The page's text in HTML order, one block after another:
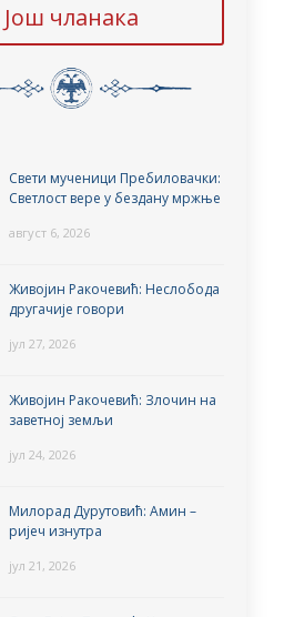
Још чланака
Свети мученици Пребиловачки:
Светлост вере у бездану мржње
август 6, 2026
Живојин Ракочевић: Неслобода
другачије говори
јул 27, 2026
Живојин Ракочевић: Злочин на
заветној земљи
јул 24, 2026
Милорад Дурутовић: Амин –
ријеч изнутра
јул 21, 2026